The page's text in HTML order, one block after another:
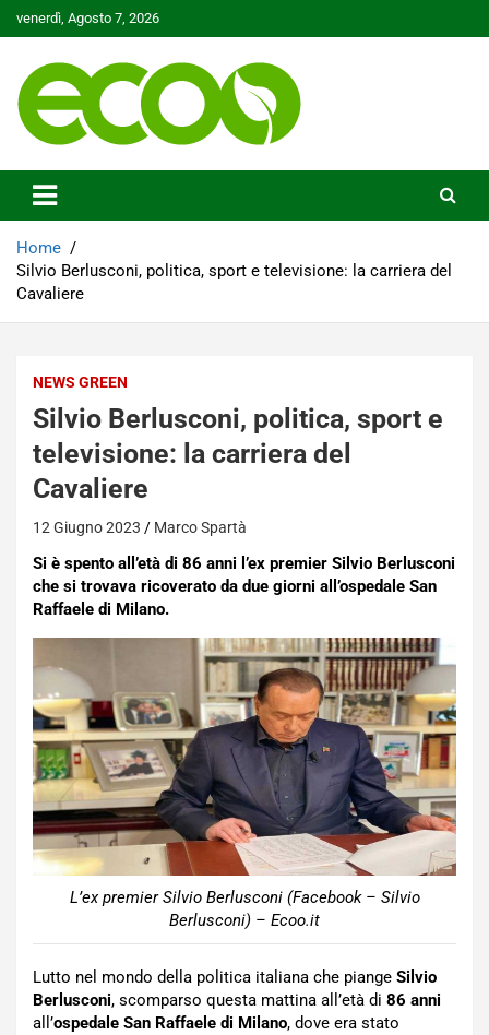
to
venerdì, Agosto 7, 2026
Ecoo.it
Home
Silvio Berlusconi, politica, sport e televisione: la carriera del
Cavaliere
NEWS GREEN
Silvio Berlusconi, politica, sport e
televisione: la carriera del
Cavaliere
12 Giugno 2023 Marco Spartà
Si è spento all’età di 86 anni l’ex premier Silvio Berlusconi
che si trovava ricoverato da due giorni all’ospedale San
Raffaele di Milano.
L’ex premier Silvio Berlusconi (Facebook – Silvio
Berlusconi) – Ecoo.it
Lutto nel mondo della politica italiana che piange Silvio
Berlusconi, scomparso questa mattina all’età di 86 anni
all’ospedale San Raffaele di Milano, dove era stato